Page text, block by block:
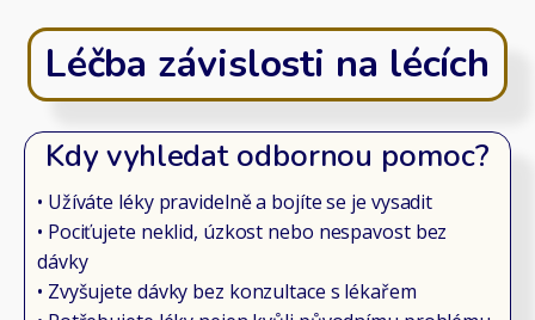
Léčba závislosti na lécích
Kdy vyhledat odbornou pomoc?
• Užíváte léky pravidelně a bojíte se je vysadit
• Pociťujete neklid, úzkost nebo nespavost bez
dávky
• Zvyšujete dávky bez konzultace s lékařem